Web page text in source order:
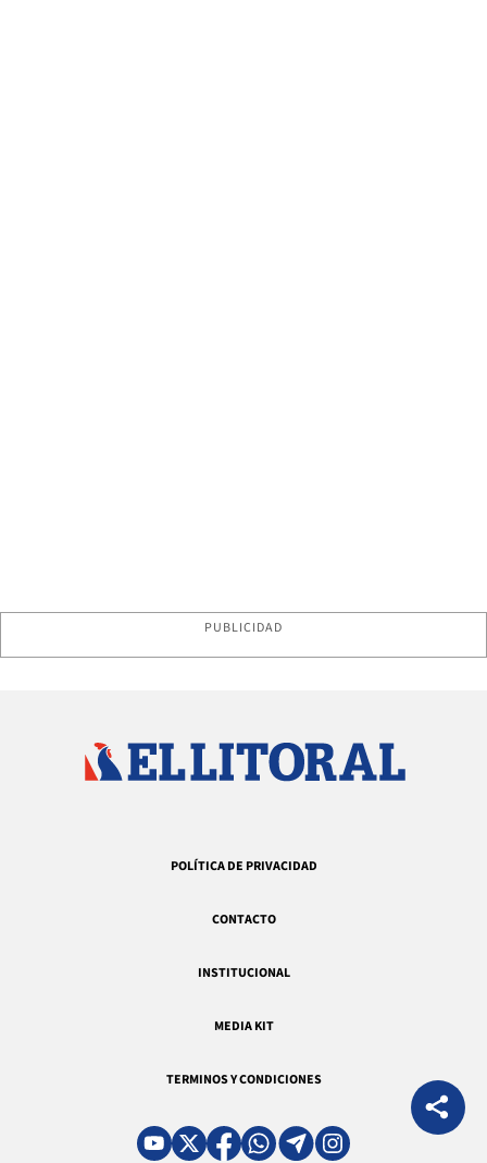
PUBLICIDAD
POLÍTICA DE PRIVACIDAD
CONTACTO
INSTITUCIONAL
MEDIA KIT
TERMINOS Y CONDICIONES